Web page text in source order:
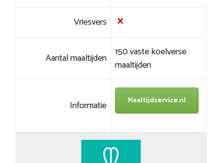
Vriesvers
Aantal maaltijden 150 vaste koelverse
maaltijden
Informatie Maaltijdservice.nl